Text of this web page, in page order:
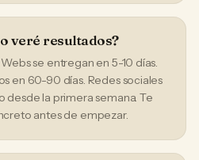
veré resultados?
se entregan en 5-10 días.
en 60-90 días. Redes sociales
desde la primera semana. Te
antes de empezar.